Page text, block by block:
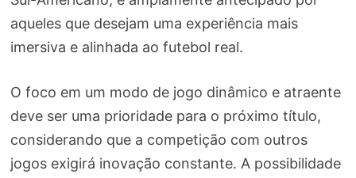
aqueles que desejam uma experiência mais
imersiva e alinhada ao futebol real.
O foco em um modo de jogo dinâmico e atraente
deve ser uma prioridade para o próximo título,
considerando que a competição com outros
jogos exigirá inovação constante. A possibilidade